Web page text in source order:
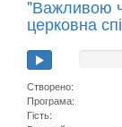
"Важливою
церковна
Створено:
Програма:
Гість: